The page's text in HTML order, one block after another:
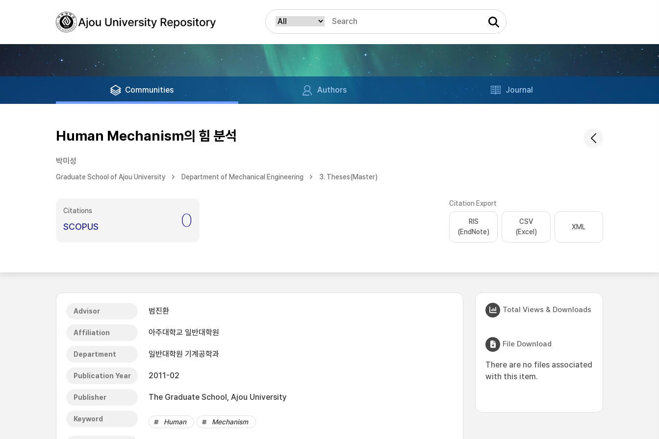
Communities Authors Journal
Human Mechanism의 힘 분석
박미성
Graduate School of Ajou University Department of Mechanical Engineering 3. Theses(Master)
Citations
SCOPUS 0
Citation Export
RIS
(EndNote)
CSV
(Excel)
XML
Advisor 범진환
Affiliation 아주대학교 일반대학원
Department 일반대학원 기계공학과
Publication Year 2011-02
Publisher The Graduate School, Ajou University
Keyword Human Mechanism
Total Views & Downloads
File Download
There are no files associated
with this item.